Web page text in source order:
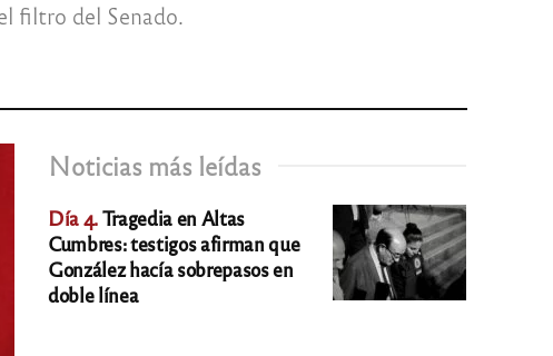
filtro del Senado.
Noticias más leídas
Día 4.Tragedia en Altas
Cumbres: testigos afirman que
González hacía sobrepasos en
doble línea